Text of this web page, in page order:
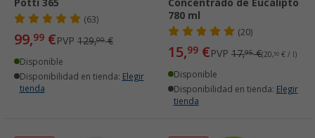
Potti 365
(63)
99,99 €PVP 129,00€
Disponible
Disponibilidad en tienda: Elegir
tienda
Concentrado de Eucalipto
780 ml
(20)
15,99 €PVP 17,95€(20,50 € / l)
Disponible
Disponibilidad en tienda: Elegir
tienda